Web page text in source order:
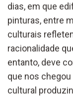
dias, em que
pinturas, entre
culturais
racionalidade
entanto, deve
que nos
cultural